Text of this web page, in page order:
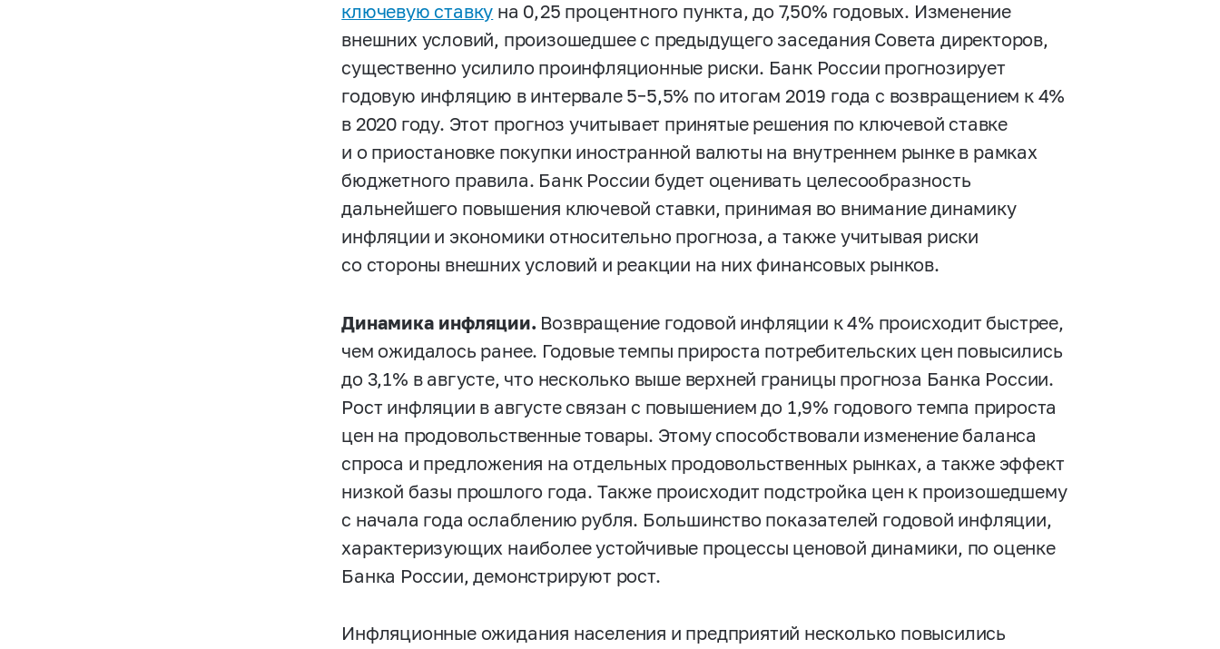
ключевую ставку на 0,25 процентного пункта, до 7,50% годовых. Изменение
внешних условий, произошедшее с предыдущего заседания Совета директоров,
существенно усилило проинфляционные риски. Банк России прогнозирует
годовую инфляцию в интервале 5–5,5% по итогам 2019 года с возвращением к 4%
в 2020 году. Этот прогноз учитывает принятые решения по ключевой ставке
и о приостановке покупки иностранной валюты на внутреннем рынке в рамках
бюджетного правила. Банк России будет оценивать целесообразность
дальнейшего повышения ключевой ставки, принимая во внимание динамику
инфляции и экономики относительно прогноза, а также учитывая риски
со стороны внешних условий и реакции на них финансовых рынков.
Динамика инфляции. Возвращение годовой инфляции к 4% происходит быстрее,
чем ожидалось ранее. Годовые темпы прироста потребительских цен повысились
до 3,1% в августе, что несколько выше верхней границы прогноза Банка России.
Рост инфляции в августе связан с повышением до 1,9% годового темпа прироста
цен на продовольственные товары. Этому способствовали изменение баланса
спроса и предложения на отдельных продовольственных рынках, а также эффект
низкой базы прошлого года. Также происходит подстройка цен к произошедшему
с начала года ослаблению рубля. Большинство показателей годовой инфляции,
характеризующих наиболее устойчивые процессы ценовой динамики, по оценке
Банка России, демонстрируют рост.
Инфляционные ожидания населения и предприятий несколько повысились